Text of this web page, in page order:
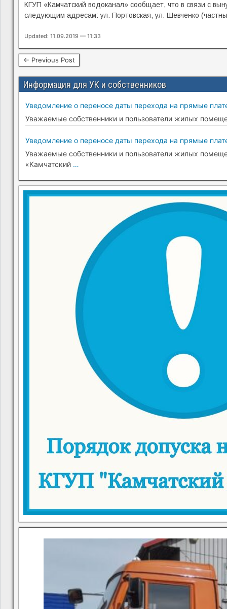
КГУП «Камчатский водоканал» сообщает, что в связи с
следующим адресам: ул. Портовская, ул. Шевченко
Updated: 11.09.2019 — 11:33
← Previous Post
Информация для УК и собственников
Уведомление о переносе даты перехода на прямые
Уважаемые собственники и пользователи жилых
Уведомление о переносе даты перехода на прямые
Уважаемые собственники и пользователи жилых
«Камчатский …